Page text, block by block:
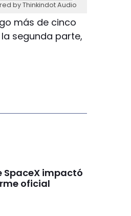
by Thinkindot Audio
más de cinco
segunda parte,
SpaceX impactó
oficial